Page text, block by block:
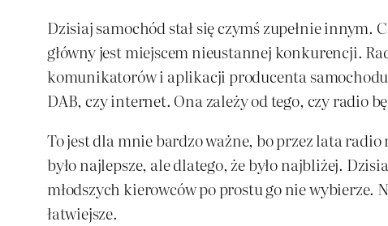
Dzisiaj samochód stał się czymś zupełnie
główny jest miejscem nieustannej konkurencji.
komunikatorów i aplikacji producenta
DAB, czy internet. Ona zależy od tego, czy radio
To jest dla mnie bardzo ważne, bo przez lata
było najlepsze, ale dlatego, że było najbliżej.
młodszych kierowców po prostu go nie wybierze.
łatwiejsze.